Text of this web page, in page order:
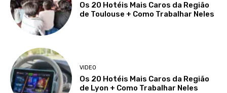
Os 20 Hotéis Mais Caros da Região
de Toulouse + Como Trabalhar Neles
VIDEO
Os 20 Hotéis Mais Caros da Região
de Lyon + Como Trabalhar Neles